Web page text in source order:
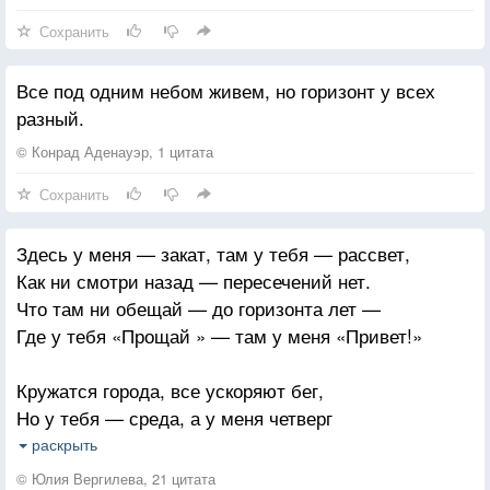
А горизонт событий — это
Всего лишь тонкая граница
Меж постижением и светом,
Что после нас другим приснится.
Сохранить
Все под одним небом живем, но горизонт у всех
разный.
© Конрад Аденауэр, 1 цитата
Сохранить
Здесь у меня — закат, там у тебя — рассвет,
Как ни смотри назад — пересечений нет.
Что там ни обещай — до горизонта лет —
Где у тебя «Прощай » — там у меня «Привет!»
Кружатся города, все ускоряют бег,
Но у тебя — среда, а у меня четверг
Где у меня: «Встречай!» — там у тебя:
«Пора »Где у меня — сейчас, там у тебя — вчера.
раскрыть
© Юлия Вергилева, 21 цитата